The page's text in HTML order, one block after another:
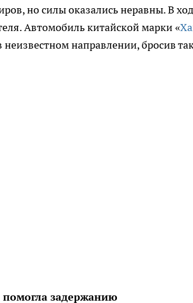
но силы оказались неравны. В
Автомобиль китайской марки «
неизвестном направлении, бросив
задержанию